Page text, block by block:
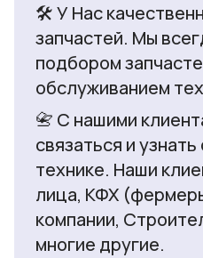
🛠️ У Нас
запчастей. Мы
подбором
обслуживанием
📇 С нашими
связаться и
технике. Наши
лица, КФХ
компании,
многие другие.